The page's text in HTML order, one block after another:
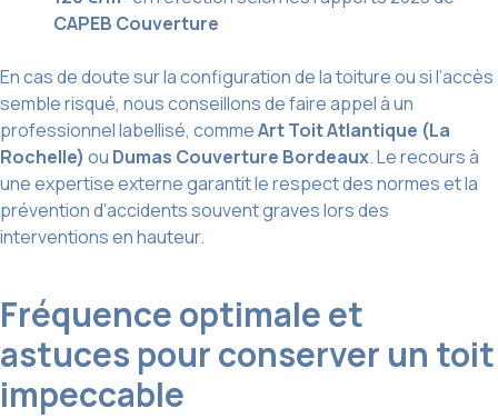
CAPEB Couverture
En cas de doute sur la configuration de la toiture ou si l’accès
semble risqué, nous conseillons de faire appel à un
professionnel labellisé, commeArt Toit Atlantique (La
Rochelle) ou Dumas Couverture Bordeaux. Le recours à
une expertise externe garantit le respect des normes et la
prévention d’accidents souvent graves lors des
interventions en hauteur.
Fréquence optimale et
astuces pour conserver un toit
impeccable